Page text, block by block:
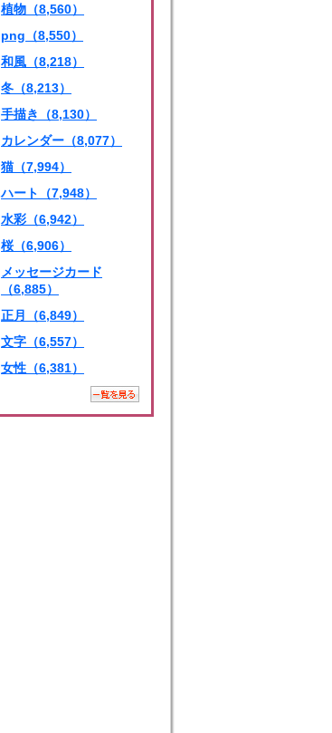
植物（8,560）
png（8,550）
和風（8,218）
冬（8,213）
手描き（8,130）
カレンダー（8,077）
猫（7,994）
ハート（7,948）
水彩（6,942）
桜（6,906）
メッセージカード
（6,885）
正月（6,849）
文字（6,557）
女性（6,381）